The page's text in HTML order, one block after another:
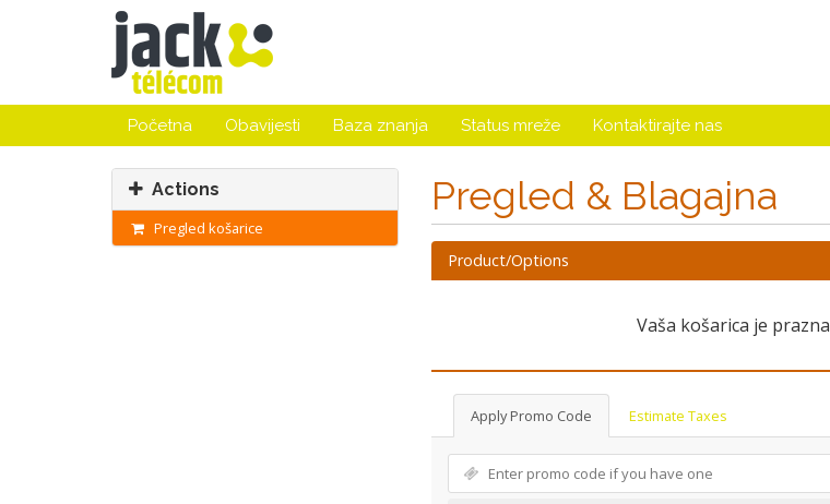
Početna Obavijesti Baza znanja Status mreže Kontaktirajte nas
Pregled & Blagajna
Actions
Pregled košarice
Product/Options
Vaša košarica je prazna
Apply Promo Code Estimate Taxes